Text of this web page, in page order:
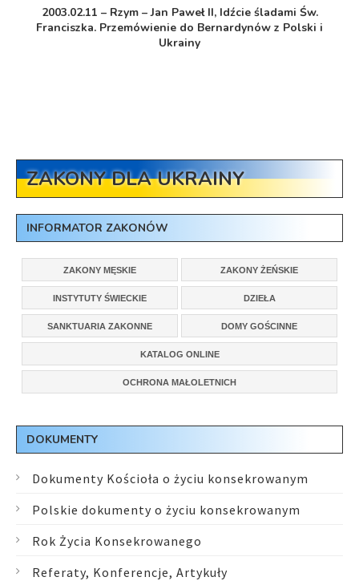
2003.02.11 – Rzym – Jan Paweł II, Idźcie śladami Św.
Franciszka. Przemówienie do Bernardynów z Polski i
Ukrainy
ZAKONY DLA UKRAINY
INFORMATOR ZAKONÓW
ZAKONY MĘSKIE ZAKONY ŻEŃSKIE
INSTYTUTY ŚWIECKIE DZIEŁA
SANKTUARIA ZAKONNE DOMY GOŚCINNE
KATALOG ONLINE
OCHRONA MAŁOLETNICH
DOKUMENTY
Dokumenty Kościoła o życiu konsekrowanym
Polskie dokumenty o życiu konsekrowanym
Rok Życia Konsekrowanego
Referaty, Konferencje, Artykuły